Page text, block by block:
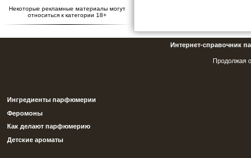
Некоторые рекламные материалы могут
относиться к категории 18+
Интернет-справочник
Продолжая
Ингредиенты парфюмерии
Феромоны
Как делают парфюмерию
Детские ароматы